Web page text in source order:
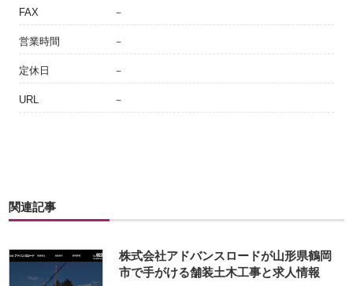
FAX －
営業時間 －
定休日 －
URL －
関連記事
株式会社アドバンスロードが山形県鶴岡
市で手がける舗装土木工事と求人情報